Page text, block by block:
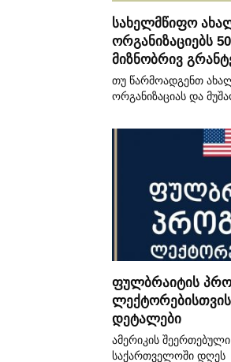
სახელმწიფო
ორგანიზაციებს
მიზნობრივ
თუ წარმოადგენთ
ორგანიზაციას და
ფულბრაიტის
დეტალები
ამერიკის
საქართველოში დღეს